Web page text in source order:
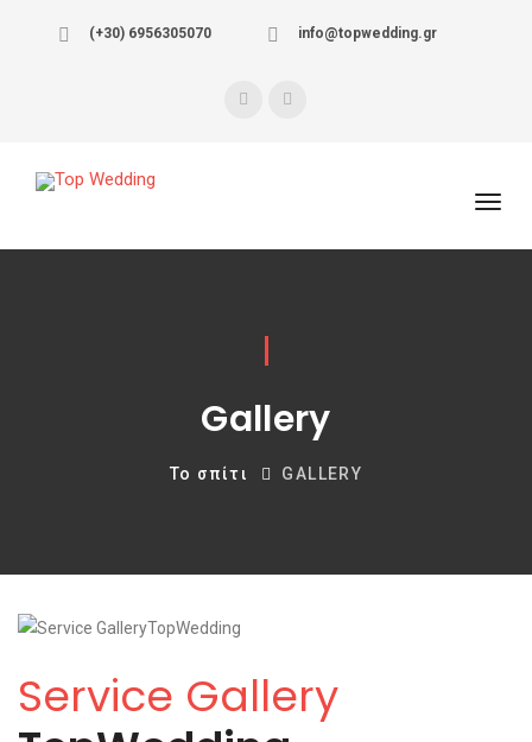
(+30) 6956305070 info@topwedding.gr
Gallery
Το σπίτι GALLERY
Service Gallery